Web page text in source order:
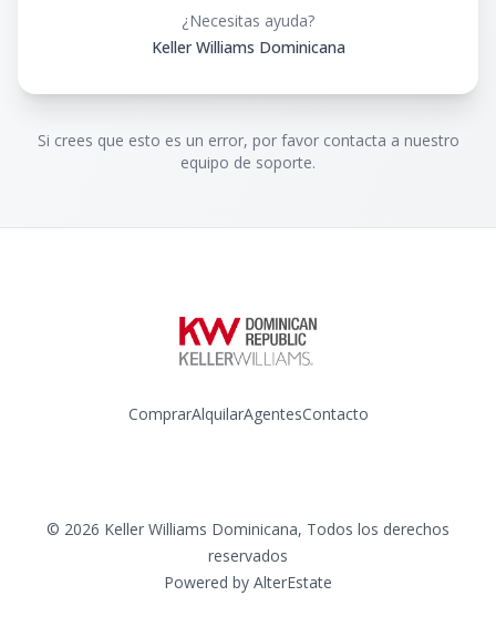
¿Necesitas ayuda?
Keller Williams Dominicana
Si crees que esto es un error, por favor contacta a nuestro
equipo de soporte.
ComprarAlquilarAgentesContacto
© 2026 Keller Williams Dominicana, Todos los derechos
reservados
Powered by AlterEstate